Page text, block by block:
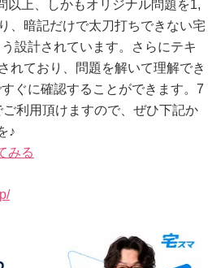
以上、しかもオリジナル問題を1,
、暗記だけで太刀打ちできない宅
設計されています。さらにテキ
れており、問題を解いて理解でき
ぐに確認することができます。7
利用頂けますので、ぜひ下記か
♪
みる